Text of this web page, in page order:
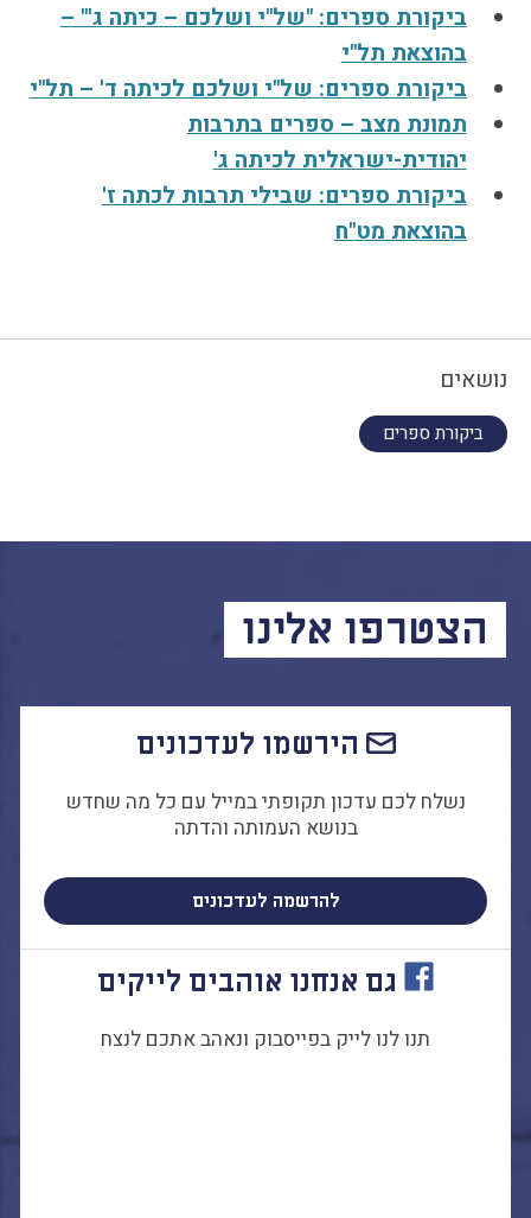
ביקורת ספרים: "של"י ושלכם – כיתה ג'" –
בהוצאת תל"י
ביקורת ספרים: של"י ושלכם לכיתה ד' – תל"י
תמונת מצב – ספרים בתרבות
יהודית-ישראלית לכיתה ג'
ביקורת ספרים: שבילי תרבות לכתה ז'
בהוצאת מט"ח
נושאים
ביקורת ספרים
הצטרפו אלינו
הירשמו לעדכונים
נשלח לכם עדכון תקופתי במייל עם כל מה שחדש
בנושא העמותה והדתה
להרשמה לעדכונים
גם אנחנו אוהבים לייקים
תנו לנו לייק בפייסבוק ונאהב אתכם לנצח